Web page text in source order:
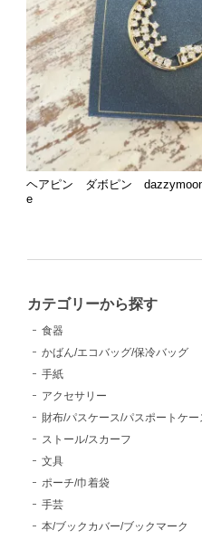
ヘアピン ダボピン
e
カテゴリーから探す
食器
かばん/エコバッグ/保冷バッグ
手紙
アクセサリー
財布/パスケース/パスポートケー
ストール/スカーフ
文具
ポーチ/巾着袋
手芸
本/ブックカバー/ブックマーク